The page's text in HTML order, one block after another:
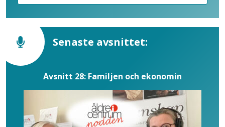
Senaste avsnittet:
Avsnitt 28: Familjen och ekonomin